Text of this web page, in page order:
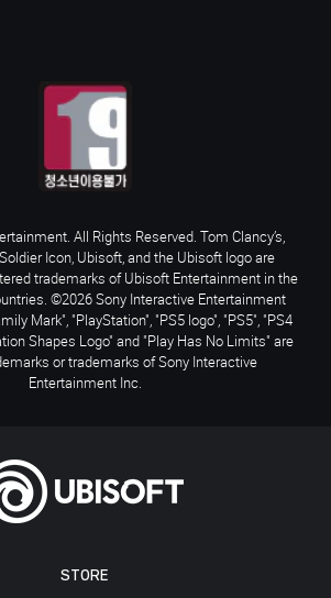
STORE
All Rights Reserved. Tom Clancy’s,
Icon, Ubisoft, and the Ubisoft logo are
trademarks of Ubisoft Entertainment in the
©2026 Sony Interactive Entertainment
Mark", "PlayStation", "PS5 logo", "PS5", "PS4
Shapes Logo" and "Play Has No Limits" are
or trademarks of Sony Interactive
Entertainment Inc.